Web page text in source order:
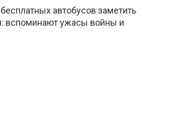
автобусов заметить
вспоминают ужасы войны и